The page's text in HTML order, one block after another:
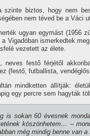
szin­te biztos, hogy nem
nem téved be a Váci
ugyan egymást (1956
a Vigadóban ismerked­tek
ve­zetett az élete.
neves festő férjétől
(festő, futballista,
mindketten állí­tják:
egy percre sem hagyták
is sokan 60 évesnek
köszön­hetem… –
még mindig benne van